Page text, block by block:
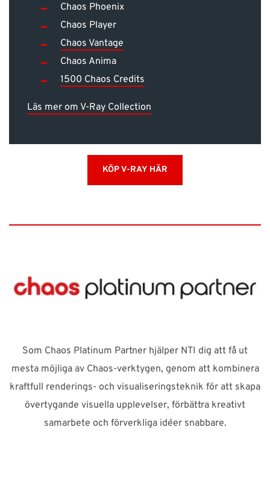
Chaos Phoenix
Chaos Player
Chaos Vantage
Chaos Anima
1500 Chaos Credits
Läs mer om V-Ray Collection
KÖP V-RAY HÄR
Som Chaos Platinum Partner hjälper NTI dig att få ut
mesta möjliga av Chaos-verktygen, genom att kombinera
kraftfull renderings- och visualiseringsteknik för att skapa
övertygande visuella upplevelser, förbättra kreativt
samarbete och förverkliga idéer snabbare.